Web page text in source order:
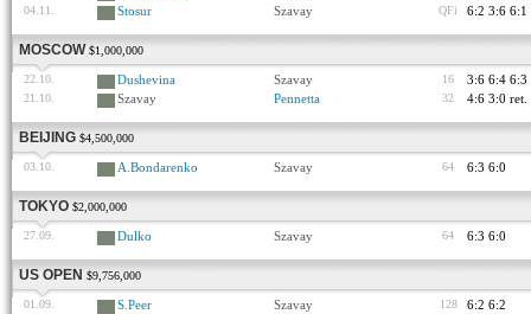
04.11. Stosur Szavay QFi 6:2 3:6 6:1
MOSCOW $1,000,000
22.10. Dushevina Szavay 16 3:6 6:4 6:3
21.10. Szavay Pennetta 32 4:6 3:0 ret.
BEIJING $4,500,000
03.10. A.Bondarenko Szavay 64 6:3 6:0
TOKYO $2,000,000
27.09. Dulko Szavay 64 6:3 6:0
US OPEN $9,756,000
01.09. S.Peer Szavay 128 6:2 6:2